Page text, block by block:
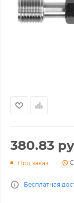
380.83
Под заказ
Бесплатная